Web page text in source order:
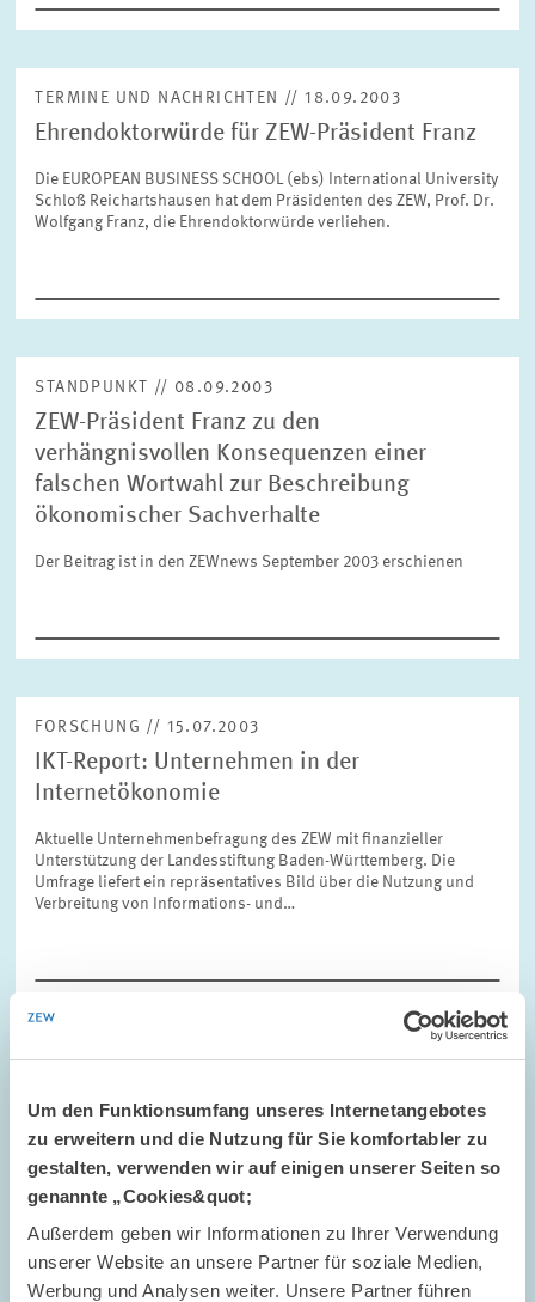
Um den Funktionsumfang unseres Internetangebotes
zu erweitern und die Nutzung für Sie komfortabler zu
gestalten, verwenden wir auf einigen unserer Seiten so
genannte „Cookies&quot;
Außerdem geben wir Informationen zu Ihrer Verwendung
unserer Website an unsere Partner für soziale Medien,
Werbung und Analysen weiter. Unsere Partner führen
Monat
Bitte wählen Sie einen Monat
Bereiche
Bitte wählen
Schlagworte
ZURÜCKSETZEN
TERMINE UND NACHRICHTEN // 18.09.2003
Ehrendoktorwürde für ZEW-Präsident Franz
Die EUROPEAN BUSINESS SCHOOL (ebs) International University
Schloß Reichartshausen hat dem Präsidenten des ZEW, Prof. Dr.
Wolfgang Franz, die Ehrendoktorwürde verliehen.
STANDPUNKT // 08.09.2003
ZEW-Präsident Franz zu den
verhängnisvollen Konsequenzen einer
falschen Wortwahl zur Beschreibung
ökonomischer Sachverhalte
Der Beitrag ist in den ZEWnews September 2003 erschienen
FORSCHUNG // 15.07.2003
IKT-Report: Unternehmen in der
Internetökonomie
Aktuelle Unternehmenbefragung des ZEW mit finanzieller
Unterstützung der Landesstiftung Baden-Württemberg. Die
Umfrage liefert ein repräsentatives Bild über die Nutzung und
Verbreitung von Informations- und…
ZEW-Präsident Franz zu
Wirtschaftsprognosen
Der Beitrag ist in den ZEWnews Juli/August 2003 erschienen.
WIRTSCHAFTSPROGNOSE ZEW-PRÄSIDENT